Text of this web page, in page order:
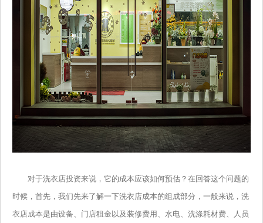
对于洗衣店投资来说，它的成本应该如何预估？在回答这个问题的
时候，首先，我们先来了解一下洗衣店成本的组成部分，一般来说，洗
衣店成本是由设备、门店租金以及装修费用、水电、洗涤耗材费、人员